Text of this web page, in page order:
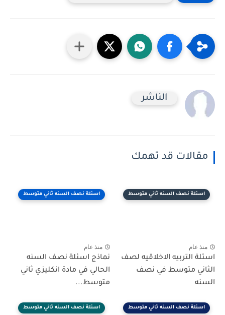
الناشر
مقالات قد تهمك
اسئلة نصف السنه ثاني متوسط
منذ عام
اسئلة التربيه الاخلاقيه لصف
الثاني متوسط في نصف
السنه
اسئلة نصف السنه ثاني متوسط
منذ عام
نماذج اسئلة نصف السنه
الحالي في مادة انكليزي ثاني
متوسط...
اسئلة نصف السنه ثاني متوسط اسئلة نصف السنه ثاني متوسط